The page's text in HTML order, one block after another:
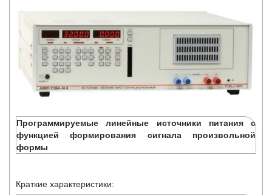
Программируемые линейные источники питания с
функцией формирования сигнала произвольной
формы
Краткие характеристики: